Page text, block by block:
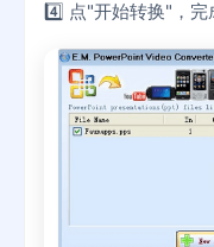
4️⃣ 点"开始转换"，完